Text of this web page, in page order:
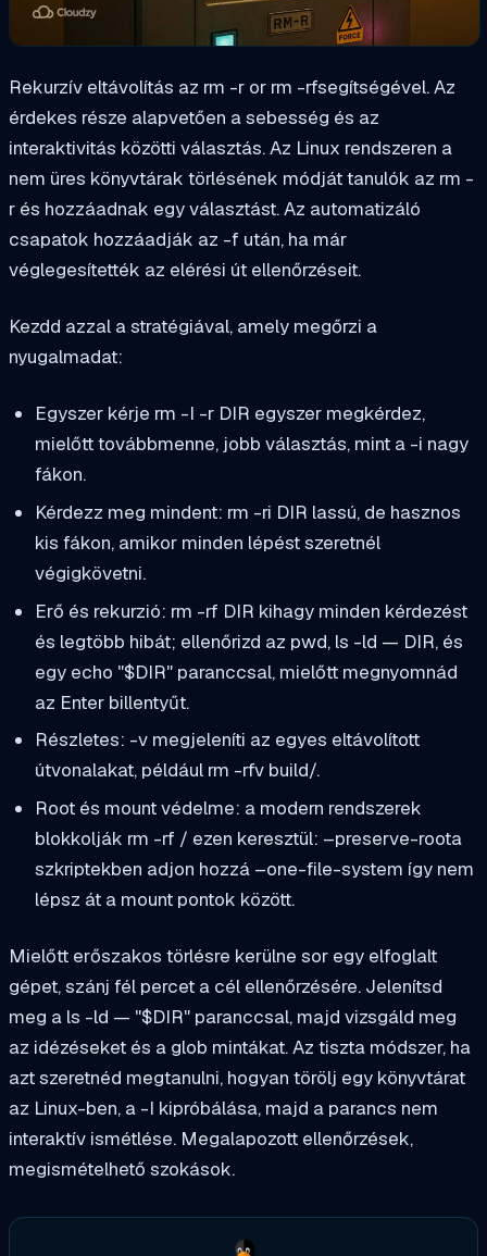
Rekurzív eltávolítás az rm -r or rm -rfsegítségével. Az
érdekes része alapvetően a sebesség és az
interaktivitás közötti választás. Az Linux rendszeren a
nem üres könyvtárak törlésének módját tanulók az rm -
r és hozzáadnak egy választást. Az automatizáló
csapatok hozzáadják az -f után, ha már
véglegesítették az elérési út ellenőrzéseit.
Kezdd azzal a stratégiával, amely megőrzi a
nyugalmadat:
Egyszer kérje rm -I -r DIR egyszer megkérdez,
mielőtt továbbmenne, jobb választás, mint a -i nagy
fákon.
Kérdezz meg mindent: rm -ri DIR lassú, de hasznos
kis fákon, amikor minden lépést szeretnél
végigkövetni.
Erő és rekurzió: rm -rf DIR kihagy minden kérdezést
és legtöbb hibát; ellenőrizd az pwd, ls -ld — DIR, és
egy echo "$DIR"paranccsal, mielőtt megnyomnád
az Enter billentyűt.
Részletes: -vmegjeleníti az egyes eltávolított
útvonalakat, például rm -rfv build/.
Root és mount védelme: a modern rendszerek
blokkolják rm -rf / ezen keresztül: –preserve-roota
szkriptekben adjon hozzá –one-file-system így nem
lépsz át a mount pontok között.
Mielőtt erőszakos törlésre kerülne sor egy elfoglalt
gépet, szánj fél percet a cél ellenőrzésére. Jelenítsd
meg a ls -ld — "$DIR" paranccsal, majd vizsgáld meg
az idézéseket és a glob mintákat. Az tiszta módszer, ha
azt szeretnéd megtanulni, hogyan törölj egy könyvtárat
az Linux-ben, a -I kipróbálása, majd a parancs nem
interaktív ismétlése. Megalapozott ellenőrzések,
megismételhető szokások.